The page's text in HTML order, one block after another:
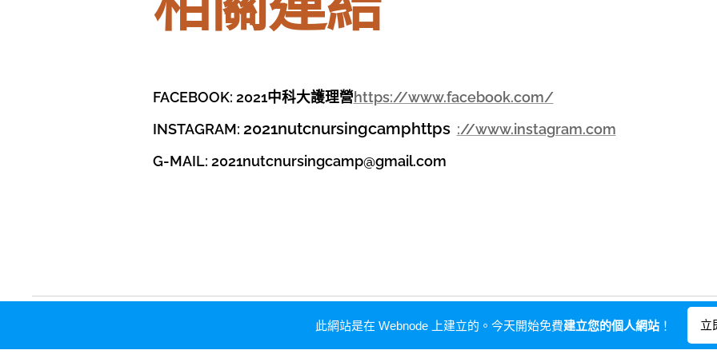
FACEBOOK: 2021中科大護理營https://www.facebook.com/
INSTAGRAM: 2021nutcnursingcamphttps ://www.instagram.com
G-MAIL: 2021nutcnursingcamp@gmail.com
由Webnode提供技術支援
此網站是在 Webnode 上建立的。今天開始免費建立您的個人網站！ 立